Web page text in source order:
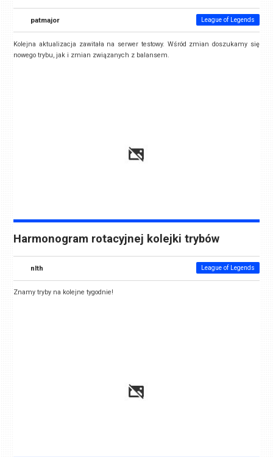
patmajor League of Legends
Kolejna aktualizacja zawitała na serwer testowy. Wśród zmian doszukamy się
nowego trybu, jak i zmian związanych z balansem.
Harmonogram rotacyjnej kolejki trybów
nlth League of Legends
Znamy tryby na kolejne tygodnie!